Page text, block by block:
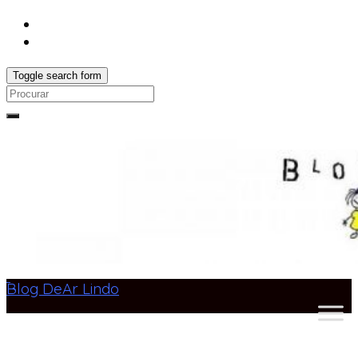
Toggle search form
Search
Blog DeAr Lindo